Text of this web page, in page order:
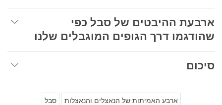
ארבעת ההיבטים של סבל כפי
שהודגמו דרך הגופים המוגבלים שלנו
סיכום
ארבע האמיתות של הנאצלים והנאצלות סבל